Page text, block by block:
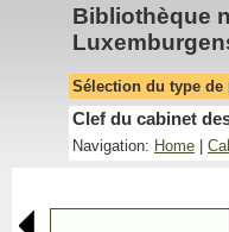
Bibliothèque
Sélection du type
Clef du cabinet
Navigation: Home